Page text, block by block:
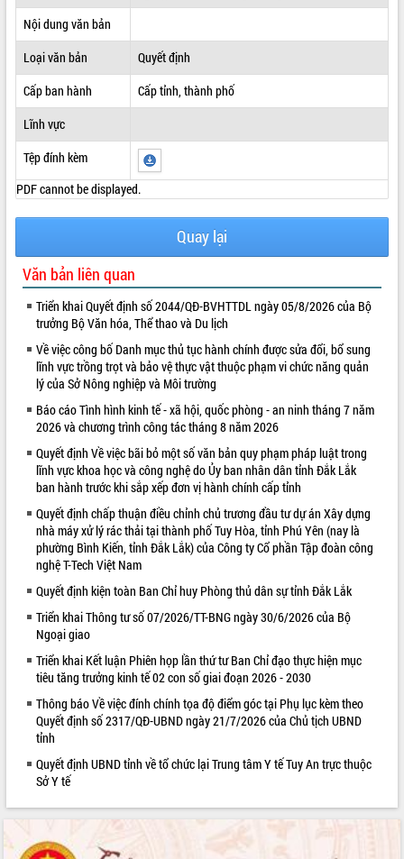
VIDEO
Loading the player...
Khám bệnh, cấp phát thuốc miễn phí
và tặng quà người dân xã Cư Pui
Hội nghị UBND tỉnh Đắk Lắk thường kỳ
tháng 7/2026
Lễ truy tặng danh hiệu “Bà Mẹ Việt
Nam Anh hùng” và trao Huân chương
Lao động
UBND tỉnh Đắk Lắk triển khai nhiệm
vụ 6 tháng cuối năm 2026
Kỳ họp thứ Hai, Hội đồng nhân dân
tỉnh khóa XI quyết nghị nhiều nội dung
quan trọng
Bí thư Tỉnh ủy Lương Nguyễn Minh
Triết thăm, tặng quà người có công với
cách mạng
Rà soát, hoàn thiện hệ thống thiết chế
văn hóa, thể thao đáp ứng yêu cầu
phát triển mới
Thường trực HĐND tỉnh Đắk Lắk gặp
mặt Đoàn chuyên gia y tế TP. Hồ Chí
Lễ truy điệu và an táng hài cốt liệt sĩ
tại Nghĩa trang Liệt sĩ xã Sơn Hòa
ALBUM ẢNH
LIÊN KẾT WEB
Nội dung văn bản
Loại văn bản
Quyết định
Cấp ban hành
Cấp tỉnh, thành phố
Lĩnh vực
Tệp đính kèm
PDF cannot be displayed.
Quay lại
Văn bản liên quan
Triển khai Quyết định số 2044/QĐ-BVHTTDL ngày 05/8/2026 của Bộ
trưởng Bộ Văn hóa, Thể thao và Du lịch
Về việc công bố Danh mục thủ tục hành chính được sửa đổi, bổ sung
lĩnh vực trồng trọt và bảo vệ thực vật thuộc phạm vi chức năng quản
lý của Sở Nông nghiệp và Môi trường
Báo cáo Tình hình kinh tế - xã hội, quốc phòng - an ninh tháng 7 năm
2026 và chương trình công tác tháng 8 năm 2026
Quyết định Về việc bãi bỏ một số văn bản quy phạm pháp luật trong
lĩnh vực khoa học và công nghệ do Ủy ban nhân dân tỉnh Đắk Lắk
ban hành trước khi sắp xếp đơn vị hành chính cấp tỉnh
Quyết định chấp thuận điều chỉnh chủ trương đầu tư dự án Xây dựng
nhà máy xử lý rác thải tại thành phố Tuy Hòa, tỉnh Phú Yên (nay là
phường Bình Kiến, tỉnh Đắk Lắk) của Công ty Cổ phần Tập đoàn công
nghệ T-Tech Việt Nam
Quyết định kiện toàn Ban Chỉ huy Phòng thủ dân sự tỉnh Đắk Lắk
Triển khai Thông tư số 07/2026/TT-BNG ngày 30/6/2026 của Bộ
Ngoại giao
Triển khai Kết luận Phiên họp lần thứ tư Ban Chỉ đạo thực hiện mục
tiêu tăng trưởng kinh tế 02 con số giai đoạn 2026 - 2030
Thông báo Về việc đính chính tọa độ điểm góc tại Phụ lục kèm theo
Quyết định số 2317/QĐ-UBND ngày 21/7/2026 của Chủ tịch UBND
tỉnh
Quyết định UBND tỉnh về tổ chức lại Trung tâm Y tế Tuy An trực thuộc
Sở Y tế